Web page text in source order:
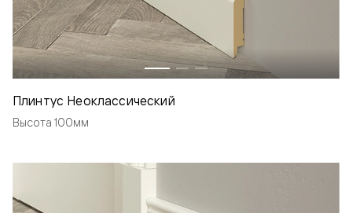
Плинтус Неоклассический
Высота 100мм